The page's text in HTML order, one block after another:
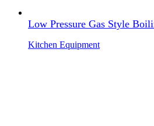
Low Pressure Gas Style
Kitchen Equipment